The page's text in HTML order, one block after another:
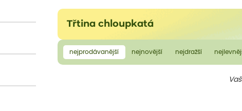
Třtina chloupkatá
nejprodávanější nejnovější nejdražší